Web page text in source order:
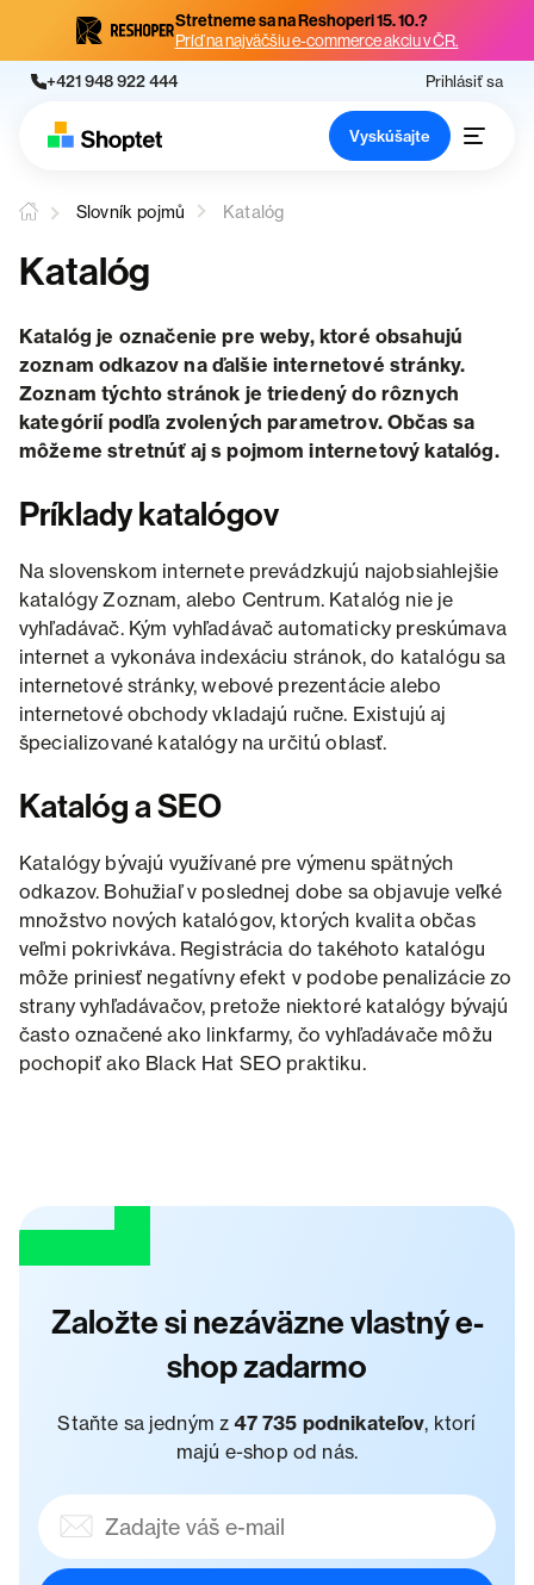
Stretneme sa na Reshoperi 15. 10.?
Príď na najväčšiu e-commerce akciu v ČR.
+421 948 922 444 Prihlásiť sa
Vyskúšajte
Slovník pojmů Katalóg
Katalóg
Katalóg je označenie pre weby, ktoré obsahujú
zoznam odkazov na ďalšie internetové stránky.
Zoznam týchto stránok je triedený do rôznych
kategórií podľa zvolených parametrov. Občas sa
môžeme stretnúť aj s pojmom internetový katalóg.
Príklady katalógov
Na slovenskom internete prevádzkujú najobsiahlejšie
katalógy Zoznam, alebo Centrum. Katalóg nie je
vyhľadávač. Kým vyhľadávač automaticky preskúmava
internet a vykonáva indexáciu stránok, do katalógu sa
internetové stránky, webové prezentácie alebo
internetové obchody vkladajú ručne. Existujú aj
špecializované katalógy na určitú oblasť.
Katalóg a SEO
Katalógy bývajú využívané pre výmenu spätných
odkazov. Bohužiaľ v poslednej dobe sa objavuje veľké
množstvo nových katalógov, ktorých kvalita občas
veľmi pokrivkáva. Registrácia do takéhoto katalógu
môže priniesť negatívny efekt v podobe penalizácie zo
strany vyhľadávačov, pretože niektoré katalógy bývajú
často označené ako linkfarmy, čo vyhľadávače môžu
pochopiť ako Black Hat SEO praktiku.
Založte si nezáväzne vlastný e-
shop zadarmo
Staňte sa jedným z47 735 podnikateľov, ktorí
majú e-shop od nás.